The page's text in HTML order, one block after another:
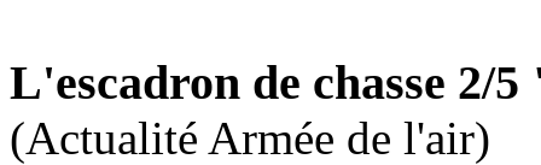
L'escadron de chasse 2/
(Actualité Armée de l'air)